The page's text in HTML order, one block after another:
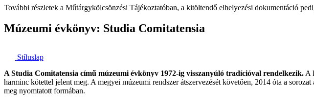
További részletek a Műtárgykölcsönzési Tájékoztatóban, a kitöltendő elhelyezési dokumentáció
Múzeumi évkönyv: Studia Comitatensia
Stíluslap
A Studia Comitatensia című múzeumi évkönyv 1972-ig visszanyúló tradícióval rendelkezik. A
harminc kötettel jelent meg. A megyei múzeumi rendszer átszervezését követően, 2014 óta a
meg nyomtatott formában.